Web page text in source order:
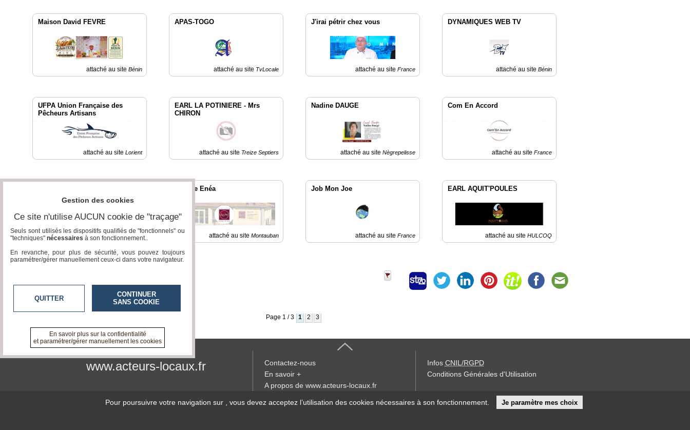
Annuaire
Agenda
Nos
Partenaires
éditeur
administration
Maison David FEVRE
attaché au site Bénin
APAS-TOGO
attaché au site TvLocale
J'irai pétrir chez vous
attaché au site France
DYNAMIQUES WEB TV
attaché au site Bénin
UFPA Union Française des
Pêcheurs Artisans
attaché au site Lorient
EARL LA POTINIERE - Mrs
CHIRON
attaché au site Treize Septiers
Nadine DAUGE
attaché au site Nègrepelisse
Com En Accord
attaché au site France
attaché au siteChemillé en Anjou
Espace Enéa
attaché au site Montauban
Job Mon Joe
attaché au site France
EARL AQUIT'POULES
attaché au site HULCOQ
Page 1 / 3 1 2 3
www.acteurs-locaux.fr
Contactez-nous
En savoir +
A propos de www.acteurs-locaux.fr
Devenir délégué
Infos CNIL/RGPD
Conditions Générales d'Utilisation
Pour poursuivre votre navigation sur , vous devez acceptez l’utilisation des cookies nécessaires à son fonctionnement. Je paramètre mes choix
Gestion des cookies
Ce site n'utilise AUCUN cookie de "traçage"
Seuls sont utilisés les dispositifs qualifiés de "fonctionnels" ou
"techniques" nécessaires à son fonctionnement..
En revanche, pour plus de sécurité, vous pouvez toujours
paramétrer/gérer manuellement ceux-ci dans votre navigateur.
QUITTER
CONTINUER
SANS COOKIE
En savoir plus sur la confidentialité
et paramétrer/gérer manuellement les cookies